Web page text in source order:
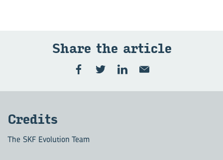
Share the ar­ticle
Cre­dits
The SKF Evolution Team